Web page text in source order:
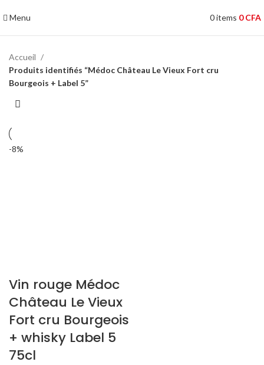
Menu 0items 0CFA
Accueil
Produits identifiés “Médoc Château Le Vieux Fort cru
Bourgeois + Label 5”
-8%
Vin rouge Médoc
Château Le Vieux
Fort cru Bourgeois
+ whisky Label 5
75cl